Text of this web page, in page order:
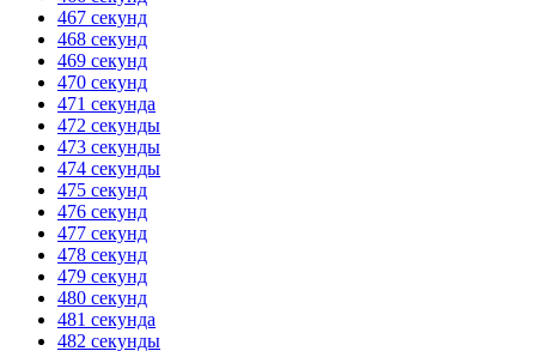
467 секунд
468 секунд
469 секунд
470 секунд
471 секунда
472 секунды
473 секунды
474 секунды
475 секунд
476 секунд
477 секунд
478 секунд
479 секунд
480 секунд
481 секунда
482 секунды